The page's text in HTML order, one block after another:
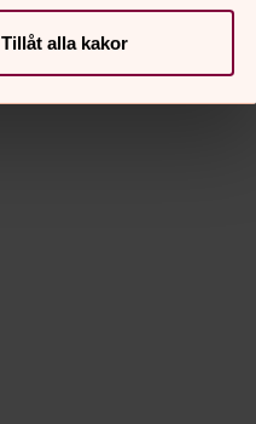
Tillåt alla kakor